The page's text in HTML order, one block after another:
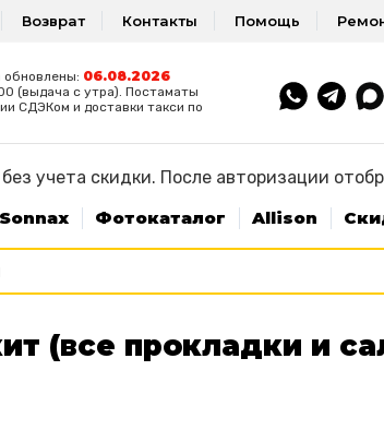
Возврат Контакты Помощь
обновлены: 06.08.2026
(выдача с утра). Постаматы
СДЭКом и доставки такси по
учета скидки. После авторизации
Sonnax Фотокаталог Allison
(все прокладки и